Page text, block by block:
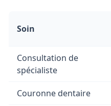
Soin
Consultation de
spécialiste
Couronne dentaire